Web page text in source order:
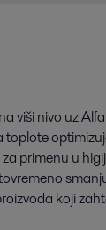
viši nivo uz
primenu u
koji